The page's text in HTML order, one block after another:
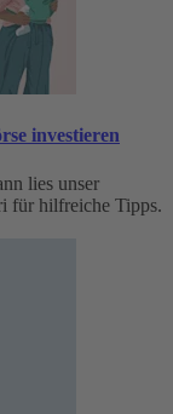
investieren
lies unser
für hilfreiche Tipps.